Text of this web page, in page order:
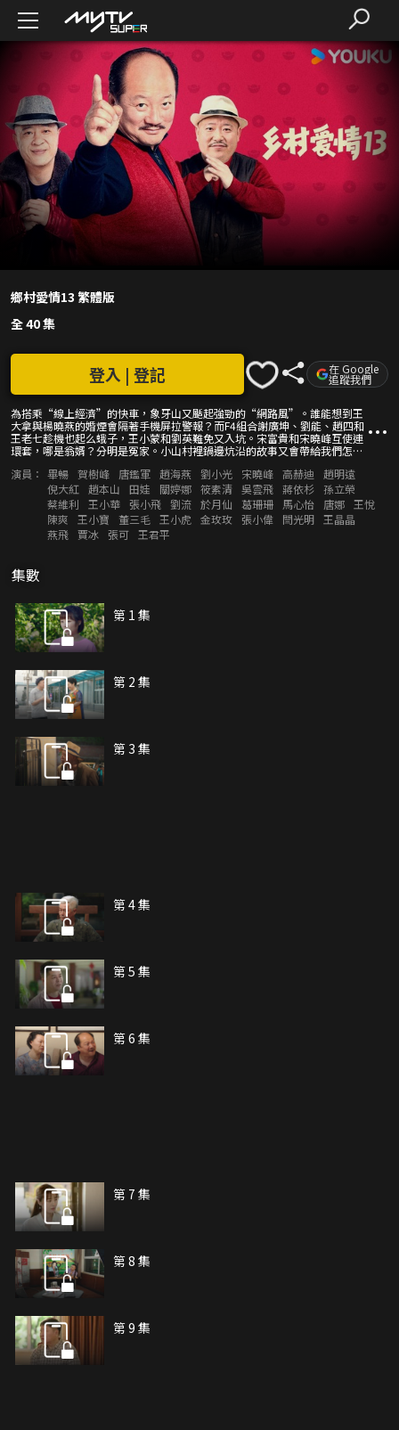
鄉村愛情13 繁體版
全 40 集
為搭乘“線上經濟”的快車，象牙山又颳起強勁的“網路風”。誰能想到王
大拿與楊曉燕的婚煙會隔著手機屏拉警報？而F4組合謝廣坤、劉能、趙四和
王老七趁機也起么蛾子，王小蒙和劉英難免又入坑。宋富貴和宋曉峰互使連
環套，哪是翁婿？分明是冤家。小山村裡鍋邊炕沿的故事又會帶給我們怎樣
登入 | 登記 在 Google
追蹤我們
演員： 畢暢 賀樹峰 唐鑑軍 趙海燕 劉小光 宋曉峰 高赫迪
趙明遠
倪大紅 趙本山 田娃 關婷娜 筱素清 吳雲飛 蔣依杉 孫立榮
蔡維利
王小華 張小飛 劉流 於月仙 葛珊珊 馬心怡 唐娜 王悅
陳爽
王小寶 董三毛 王小虎 金玫玫 張小偉 閆光明 王晶晶
燕飛 賈冰 張可 王君平
集數
第 1 集
第 2 集
第 3 集
第 4 集
第 5 集
第 6 集
第 7 集
第 8 集
第 9 集